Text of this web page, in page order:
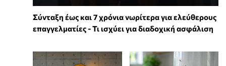
Σύνταξη έως και 7 χρόνια νωρίτερα για ελεύθερους
επαγγελματίες - Τι ισχύει για διαδοχική ασφάλιση